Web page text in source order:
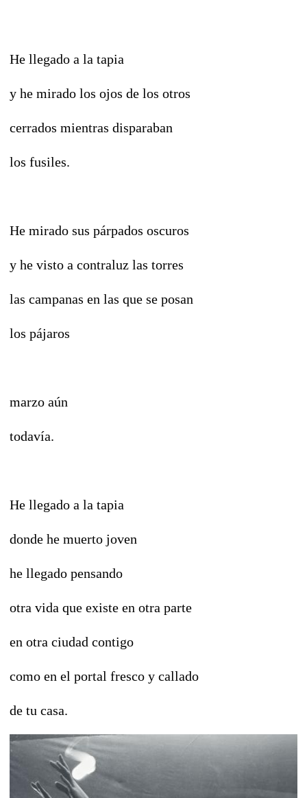
He llegado a la tapia
y he mirado los ojos de los otros
cerrados mientras disparaban
los fusiles.
He mirado sus párpados oscuros
y he visto a contraluz las torres
las campanas en las que se posan
los pájaros
marzo aún
todavía.
He llegado a la tapia
donde he muerto joven
he llegado pensando
otra vida que existe en otra parte
en otra ciudad contigo
como en el portal fresco y callado
de tu casa.